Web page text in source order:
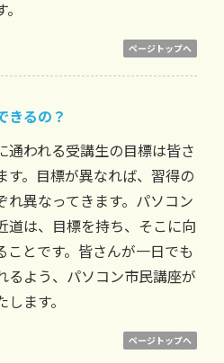
ページトップへ
きるの？
通われる受講生の目標は皆さ
す。目標が異なれば、習得の
れ異なってきます。パソコン
道は、目標を持ち、そこに向
ことです。皆さんが一日でも
るよう、パソコン市民講座が
ます。
ページトップへ